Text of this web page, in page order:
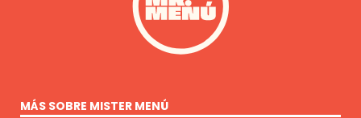
MÁS SOBRE MISTER MENÚ